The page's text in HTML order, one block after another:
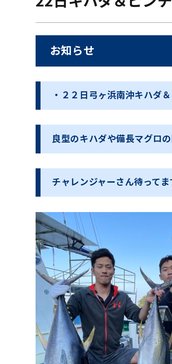
お知らせ
・２２日弓ヶ浜南沖キハダ
良型のキハダや備長マグロ
チャレンジャーさん待って